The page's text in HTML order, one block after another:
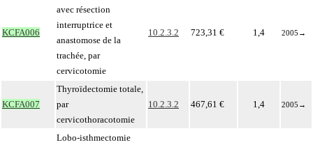
KCFA006
avec résection
interruptrice et
anastomose de la
trachée, par
cervicotomie
10.2.3.2 723,31 € 1,4 2005 →
KCFA007
Thyroïdectomie totale,
par
cervicothoracotomie
10.2.3.2 467,61 € 1,4 2005 →
Lobo-isthmectomie